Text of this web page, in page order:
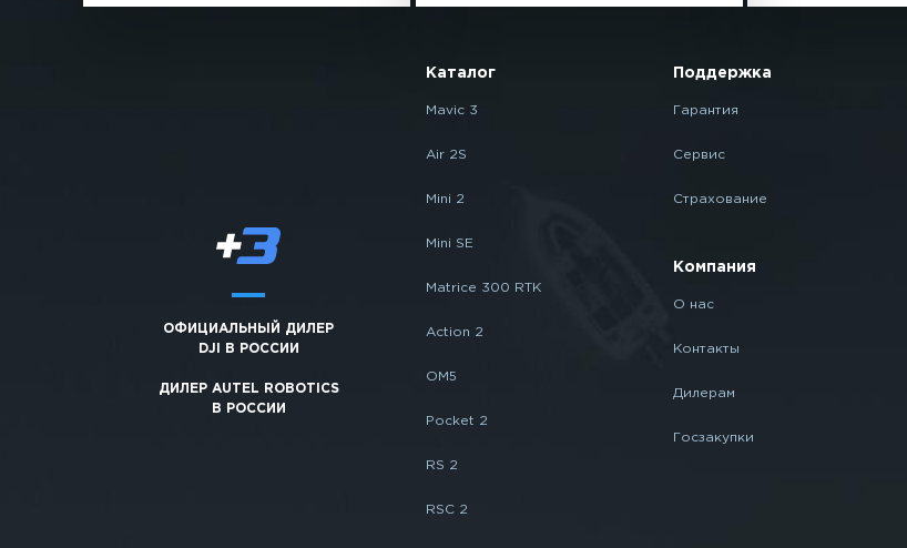
ОФИЦИАЛЬНЫЙ ДИЛЕР
DJI В РОССИИ
ДИЛЕР AUTEL ROBOTICS
В РОССИИ
Каталог
Mavic 3
Air 2S
Mini 2
Mini SE
Matrice 300 RTK
Action 2
OM5
Pocket 2
RS 2
RSC 2
Поддержка
Гарантия
Сервис
Страхование
Компания
О нас
Контакты
Дилерам
Госзакупки